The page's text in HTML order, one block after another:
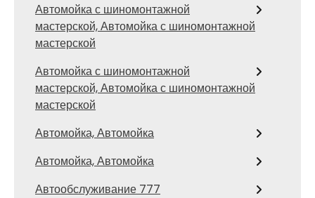
Автомойка с шиномонтажной
мастерской, Автомойка с шиномонтажной
мастерской
Автомойка с шиномонтажной
мастерской, Автомойка с шиномонтажной
мастерской
Автомойка, Автомойка
Автомойка, Автомойка
Автообслуживание 777